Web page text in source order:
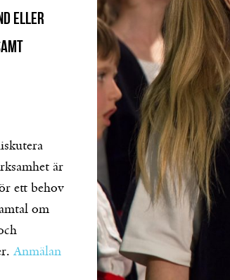
eller
är
ett behov
om
Anmälan